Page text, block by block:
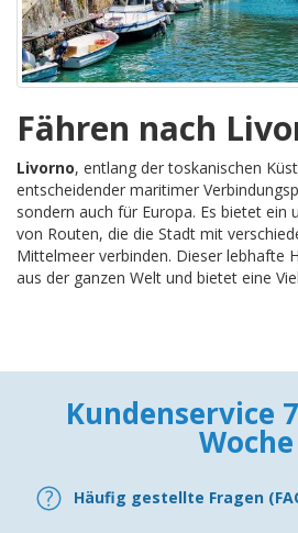
Fähren nach
Livorno, entlang der toskanischen
entscheidender maritimer
sondern auch für Europa. Es bietet ein
von Routen, die die Stadt mit
Mittelmeer verbinden. Dieser lebhafte
aus der ganzen Welt und bietet eine
Kundenservice
Woche
Häufig gestellte Fragen